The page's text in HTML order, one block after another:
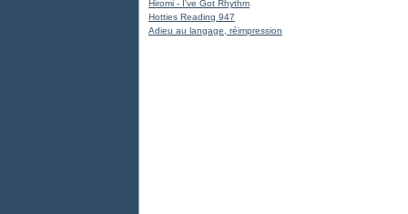
Hiromi - I've Got Rhythm
Hotties Reading 947
Adieu au langage, réimpression